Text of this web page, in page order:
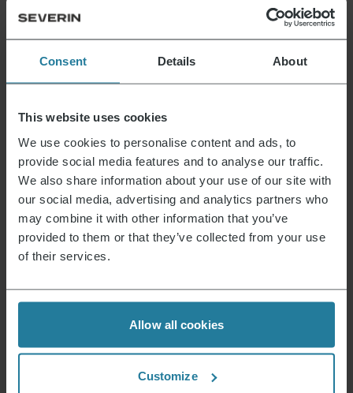
Consent Details About
This website uses cookies
We use cookies to personalise content and ads, to
provide social media features and to analyse our traffic.
We also share information about your use of our site with
our social media, advertising and analytics partners who
may combine it with other information that you’ve
provided to them or that they’ve collected from your use
of their services.
Allow all cookies
Customize
Control
Maximale
Temperatur
<500 °C am
Grillgut,
750 °C an der
Heizung
Temperaturkontrolle
/
Gradgenau /
unbegrenzt
Aufheizzeit
500 °C am Grillgut
bei voller Leistung